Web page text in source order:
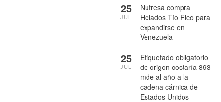
Nutresa compra
Helados Tío Rico para
expandirse en
Venezuela
25
JUL
Etiquetado obligatorio
de origen costaría 893
mde al año a la
cadena cárnica de
Estados Unidos
25
JUL